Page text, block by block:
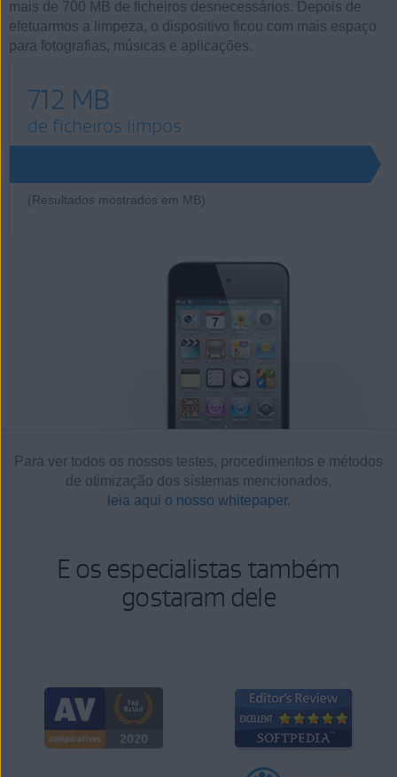
mais de 700 MB de ficheiros desnecessários. Depois de
efetuarmos a limpeza, o dispositivo ficou com mais espaço
para fotografias, músicas e aplicações.
712 MB
de ficheiros limpos
(Resultados mostrados em MB)
Para ver todos os nossos testes, procedimentos e métodos
de otimização dos sistemas mencionados,
leia aqui o nosso whitepaper.
E os especialistas também
gostaram dele